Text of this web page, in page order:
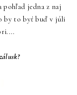
pohľad jedna z naj
by to byť buď v júli